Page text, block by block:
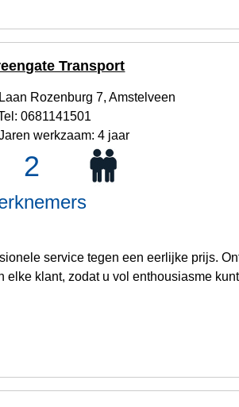
Transport
Laan Rozenburg 7, Amstelveen
0681141501
werkzaam: 4 jaar
2
service tegen een eerlijke prijs.
elke klant, zodat u vol enthousiasme